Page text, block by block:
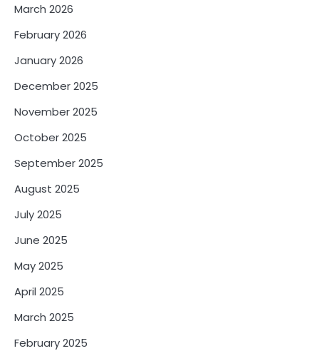
March 2026
February 2026
January 2026
December 2025
November 2025
October 2025
September 2025
August 2025
July 2025
June 2025
May 2025
April 2025
March 2025
February 2025